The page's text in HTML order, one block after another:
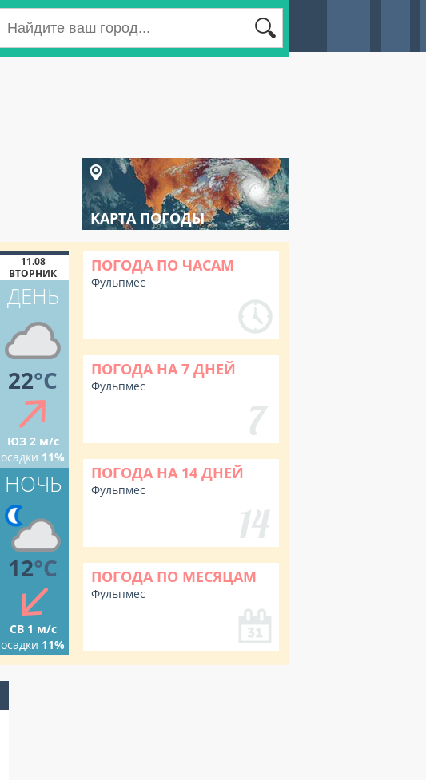
КАРТА ПОГОДЫ
11.08
ВТОРНИК
ДЕНЬ
22°C
ЮЗ 2 м/с
осадки 11%
НОЧЬ
12°C
СВ 1 м/с
осадки 11%
ПОГОДА ПО ЧАСАМ
Фульпмес
ПОГОДА НА 7 ДНЕЙ
Фульпмес
ПОГОДА НА 14 ДНЕЙ
Фульпмес
ПОГОДА ПО МЕСЯЦАМ
Фульпмес